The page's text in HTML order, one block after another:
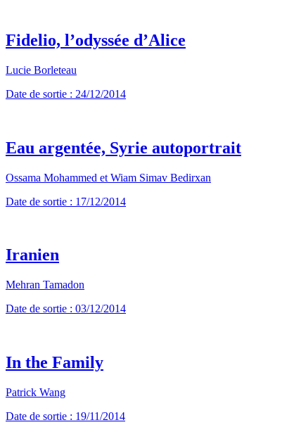
Fidelio, l’odyssée d’Alice
Lucie Borleteau
Date de sortie : 24/12/2014
Eau argentée, Syrie autoportrait
Ossama Mohammed et Wiam Simav Bedirxan
Date de sortie : 17/12/2014
Iranien
Mehran Tamadon
Date de sortie : 03/12/2014
In the Family
Patrick Wang
Date de sortie : 19/11/2014